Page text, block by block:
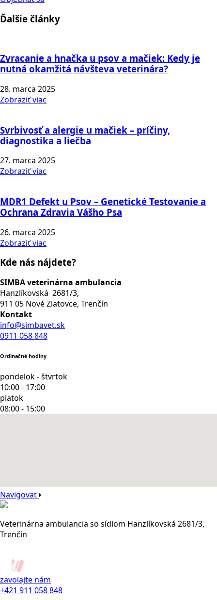
Ďalšie články
Zvracanie a hnačka u psov a mačiek: Kedy je
nutná okamžitá návšteva veterinára?
28. marca 2025
Zobraziť viac
Svrbivosť a alergie u mačiek – príčiny,
diagnostika a liečba
27. marca 2025
Zobraziť viac
MDR1 Defekt u Psov – Genetické Testovanie a
Ochrana Zdravia Vášho Psa
26. marca 2025
Zobraziť viac
Kde nás nájdete?
SIMBA veterinárna ambulancia
Hanzlíkovská 2681/3,
911 05 Nové Zlatovce, Trenčín
Kontakt
info@simbavet.sk
0911 058 848
Ordinačné hodiny
pondelok - štvrtok
10:00 - 17:00
piatok
08:00 - 15:00
Navigovať
Veterinárna ambulancia so sídlom Hanzlíkovská 2681/3,
Trenčín
zavolajte nám
+421 911 058 848